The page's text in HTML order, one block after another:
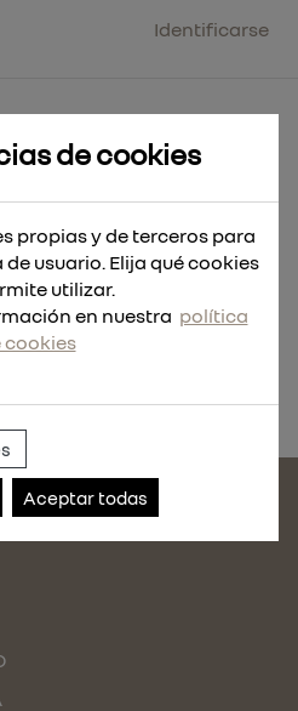
Identificarse
3/8W /CEM
de cookies
propias y de terceros para
usuario. Elija qué cookies
utilizar.
en nuestra política
cookies
Aceptar todas